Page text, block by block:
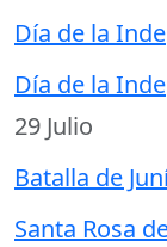
Día de la
Día de la
29 Julio
Batalla de
Santa Rosa